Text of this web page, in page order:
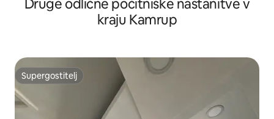
Druge odlične počitniške nastanitve v
kraju Kamrup
Supergostitelj
Supergostitelj